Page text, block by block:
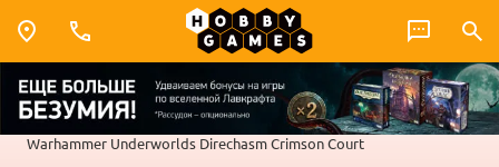
Warhammer Underworlds DirechasmCrimson Court